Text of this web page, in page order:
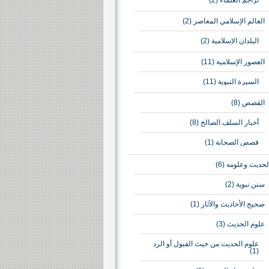
العالم الإسلامي المعاصر (2)
البلدان الإسلامية (2)
العصور الإسلامية (11)
السيرة النبوية (11)
القصص (8)
أخبار السلف الصالح (8)
قصص الصحابة (1)
وعلومه (6)
سنن نبوية (2)
صحيح الأحاديث والآثار (1)
علوم الحديث (3)
علوم الحديث من حيث القبول أو الرد
(1)